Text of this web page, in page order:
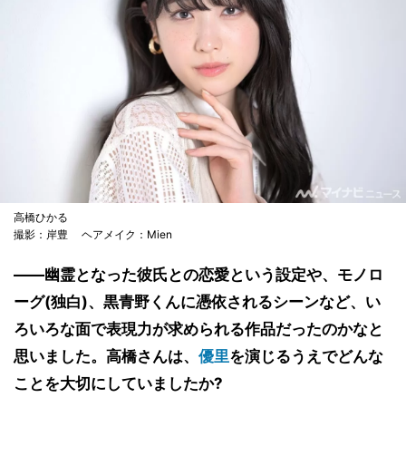
高橋ひかる
撮影：岸豊 ヘアメイク：Mien
――幽霊となった彼氏との恋愛という設定や、モノロ
ーグ(独白)、黒青野くんに憑依されるシーンなど、い
ろいろな面で表現力が求められる作品だったのかなと
思いました。高橋さんは、 優里を演じるうえでどんな
ことを大切にしていましたか?